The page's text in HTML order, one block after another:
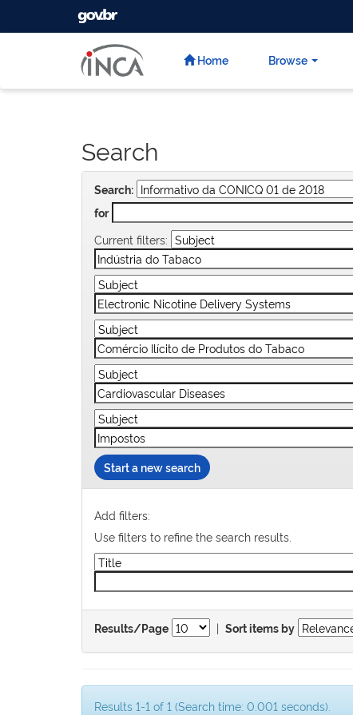
GOVBR
Home Browse
Search
Search:
for
Current filters:
Start a new search
Add filters:
Use filters to refine the search results.
Results/Page | Sort items by
Results 1-1 of 1 (Search time: 0.001 seconds).